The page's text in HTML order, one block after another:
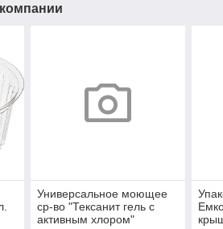
Универсальное моющее
ср-во "Тексанит гель с
активным хлором"